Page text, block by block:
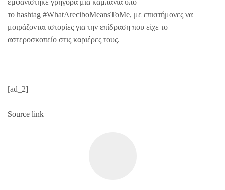
εμφανίστηκε γρήγορα μια καμπάνια υπό
το hashtag #WhatAreciboMeansToMe, με επιστήμονες να
μοιράζονται ιστορίες για την επίδραση που είχε το
αστεροσκοπείο στις καριέρες τους.
[ad_2]
Source link